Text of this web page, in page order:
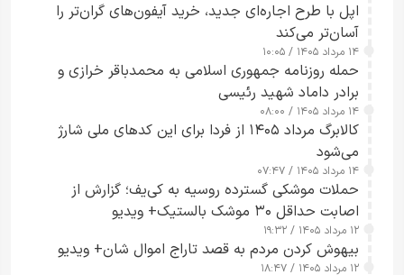
اپل با طرح اجاره‌ای جدید، خرید آیفون‌های گران‌تر را
آسان‌تر می‌کند
۱۴ مرداد ۱۴۰۵ / ۱۰:۰۵
حمله روزنامه جمهوری اسلامی به محمدباقر خرازی و
برادر داماد شهید رئیسی
۱۴ مرداد ۱۴۰۵ / ۰۸:۰۰
کالابرگ مرداد ۱۴۰۵ از فردا برای این کدهای ملی شارژ
می‌شود
۱۴ مرداد ۱۴۰۵ / ۰۷:۴۷
حملات موشکی گسترده روسیه به کی‌یف؛ گزارش از
اصابت حداقل ۳۰ موشک بالستیک+ ویدیو
۱۲ مرداد ۱۴۰۵ / ۱۹:۳۲
بیهوش کردن مردم به قصد تاراج اموال شان+ ویدیو
۱۲ مرداد ۱۴۰۵ / ۱۸:۴۷